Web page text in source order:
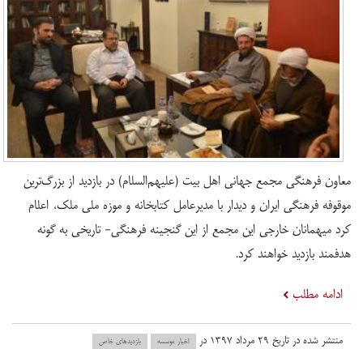
معاون فرهنگی مجمع جهانی اهل بیت (علیهم‌السلام) در بازدید از بزرگ‌ترین
موقوفه فرهنگی ایران و دیدار با مدیرعامل کتابخانه و موزه ملی ملک، اعلام
کرد میهمانان خارجی این مجمع از این گنجینه فرهنگی- تاریخی به گونه
هدفمند بازدید خواهند کرد.
ادامه مطلب
منتشر شده در تاریخ ۲۹ مرداد ۱۳۹۷ در اخبار موسسه بازدید‌های خاص